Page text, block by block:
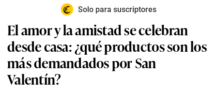
Solo para suscriptores
El amor y la amistad se celebran
desde casa: ¿qué productos son los
más demandados por San
Valentín?